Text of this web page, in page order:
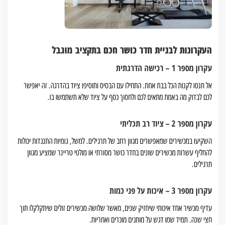
העקרונות לבניית חדר כושר חכם בתקציב מוגבל
עקרון מספר 1 – רכישה הדרגתית
אל תנסו לקנות הכל בבת אחת. התחילו עם הבסיס ותוסיפו ציוד בהדרגה. זה יאפשר
לכם לבדוק מה באמת מתאים לכם ולחסוך כסף על ציוד שלא תשתמשו בו.
עקרון מספר 2 – ציוד רב תכליתי
השקיעו במכשירים שמאפשרים מגוון רחב של תרגילים. למשל, גומיות התנגדות יכולות
להחליף עשרות מכשירים שונים בחדר כושר מסורתי או מולטי טריינר שמציע מגוון
תרגילים.
עקרון מספר 3 – איכות על פני כמות
עדיף מכשיר אחד איכותי שיחזיק שנים, מאשר שלושה מכשירים זולים שיתקלקלו תוך
חצי שנה. תמיד שמו דגש על מותגים מוכרים ואחריות.